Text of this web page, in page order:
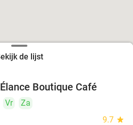
de lijst
Boutique Café
Vr
Za
9.7 star